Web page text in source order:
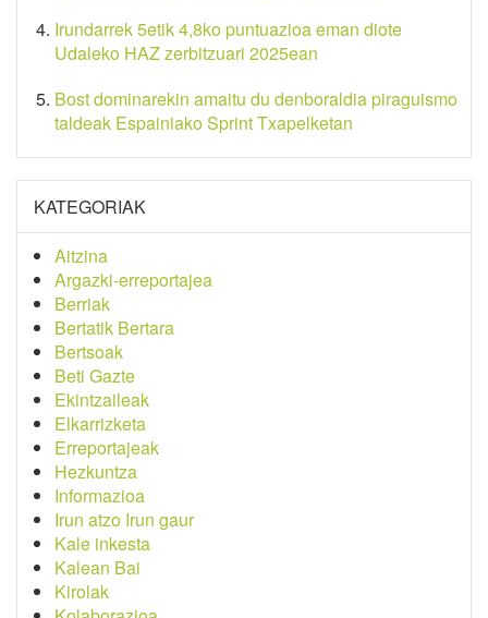
Irundarrek 5etik 4,8ko puntuazioa eman diote
Udaleko HAZ zerbitzuari 2025ean
Bost dominarekin amaitu du denboraldia piraguismo
taldeak Espainiako Sprint Txapelketan
KATEGORIAK
Aitzina
Argazki-erreportajea
Berriak
Bertatik Bertara
Bertsoak
Beti Gazte
Ekintzaileak
Elkarrizketa
Erreportajeak
Hezkuntza
Informazioa
Irun atzo Irun gaur
Kale inkesta
Kalean Bai
Kirolak